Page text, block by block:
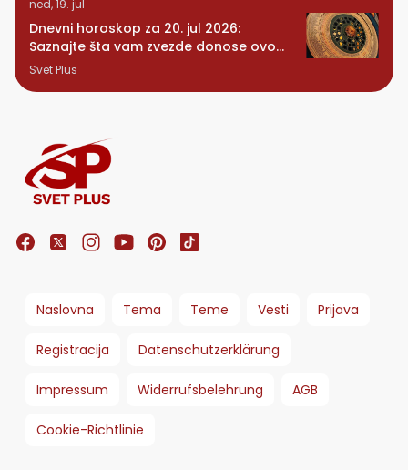
ned, 19. jul
Dnevni horoskop za 20. jul 2026:
Saznajte šta vam zvezde donose ovog
ponedeljka
Svet Plus
Naslovna Tema Teme Vesti Prijava
Registracija Datenschutzerklärung
Impressum Widerrufsbelehrung AGB
Cookie-Richtlinie